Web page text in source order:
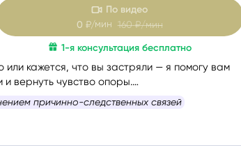
или кажется, что вы застряли — я помогу вам
и вернуть чувство опоры.
страха быть осуждённой. Я мягко и бережно
помогу увидеть перспективу и найти
причинно-следственных связей
По видео
0 ₽/мин 160 ₽/мин
1-я консультация бесплатно